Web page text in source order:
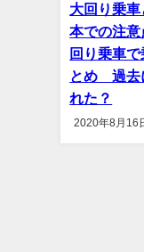
大回り乗車
本での注
回り乗車
とめ 過去
れた？
2020年8月16